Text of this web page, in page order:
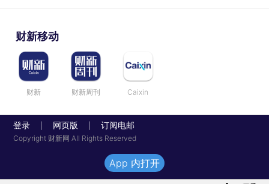
财新移动
财新 财新周刊 Caixin
登录 网页版 订阅电邮
Copyright 财新网 All Rights Reserved
App 内打开